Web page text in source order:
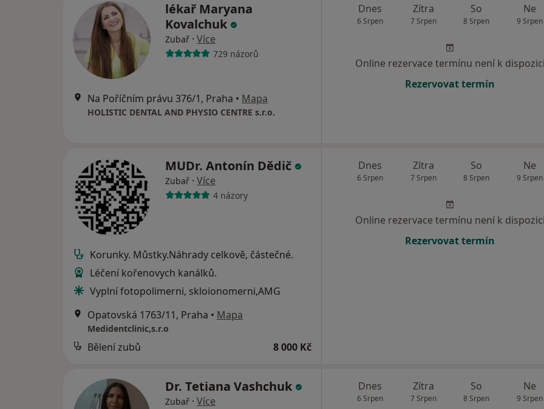
lékař Maryana
Kovalchuk
Zubař · Více
729 názorů
Na Poříčním právu 376/1, Praha • Mapa
HOLISTIC DENTAL AND PHYSIO CENTRE s.r.o.
Dnes
6 Srpen
Zítra
7 Srpen
So
8 Srpen
Ne
9 Srpen
Online rezervace termínu není k dispozici
Rezervovat termín
MUDr. Antonín Dědič
Zubař · Více
4 názory
Korunky. Můstky.Náhrady celkově, částečné.
Léčení kořenovych kanálků.
Vyplní fotopolimerni, skloionomerni,AMG
Opatovská 1763/11, Praha • Mapa
Medidentclinic,s.r.o
Bělení zubů 8 000 Kč
Dnes
6 Srpen
Zítra
7 Srpen
So
8 Srpen
Ne
9 Srpen
Online rezervace termínu není k dispozici
Rezervovat termín
Dr. Tetiana Vashchuk
Zubař · Více
Dnes
6 Srpen
Zítra
7 Srpen
So
8 Srpen
Ne
9 Srpen